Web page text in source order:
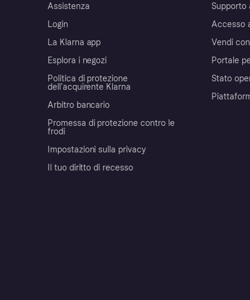
Assistenza
Login
La Klarna app
Esplora i negozi
Politica di protezione
dell'acquirente Klarna
Arbitro bancario
Promessa di protezione contro le
frodi
Impostazioni sulla privacy
Il tuo diritto di recesso
Supporto
Accesso
Vendi
Portale
Stato